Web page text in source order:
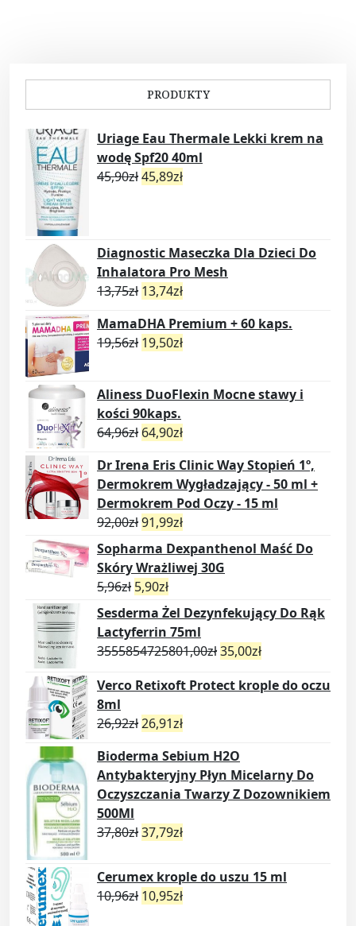
PRODUKTY
Uriage Eau Thermale Lekki krem na
wodę Spf20 40ml
45,90zł45,89zł
Diagnostic Maseczka Dla Dzieci Do
Inhalatora Pro Mesh
13,75zł 13,74zł
MamaDHA Premium + 60 kaps.
19,56zł 19,50zł
Aliness DuoFlexin Mocne stawy i
kości 90kaps.
64,96zł 64,90zł
Dr Irena Eris Clinic Way Stopień 1º,
Dermokrem Wygładzający - 50 ml +
Dermokrem Pod Oczy - 15 ml
92,00zł91,99zł
Sopharma Dexpanthenol Maść Do
Skóry Wrażliwej 30G
5,96zł 5,90zł
Sesderma Żel Dezynfekujący Do Rąk
Lactyferrin 75ml
3555854725801,00zł35,00zł
Verco Retixoft Protect krople do oczu
8ml
26,92zł26,91zł
Bioderma Sebium H2O
Antybakteryjny Płyn Micelarny Do
Oczyszczania Twarzy Z Dozownikiem
500Ml
37,80zł37,79zł
Cerumex krople do uszu 15 ml
10,96zł 10,95zł